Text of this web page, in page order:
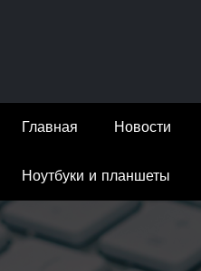
Главная Новости
Ноутбуки и планшеты